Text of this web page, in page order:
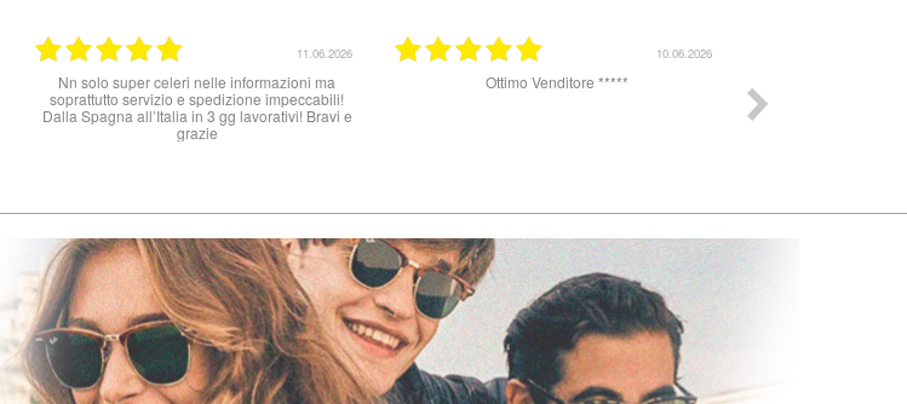
10.06.2026 31.03.2026
Buon prodotto, tutto ok
Ottimo sito per acquistare occhiali da sole. Un
pochino lenta la spedizione, ho ricevuto gli
occhiali dopo 8 giorni ma sul sito veniva